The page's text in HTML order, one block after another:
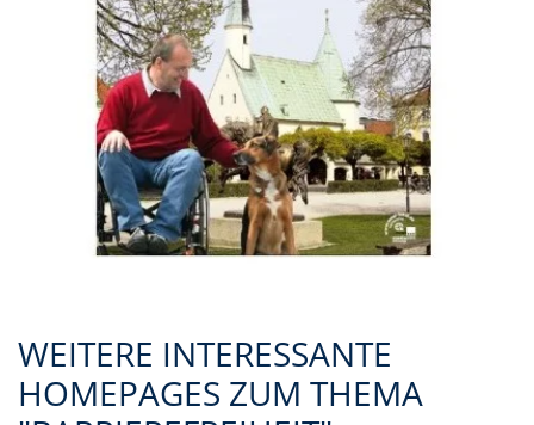
WEITERE INTERESSANTE
HOMEPAGES ZUM THEMA